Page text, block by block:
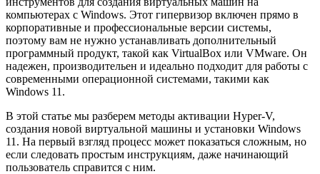
компьютерах с Windows. Этот гипервизор включен прямо в
корпоративные и профессиональные версии системы,
поэтому вам не нужно устанавливать дополнительный
программный продукт, такой как VirtualBox или VMware. Он
надежен, производительен и идеально подходит для работы с
современными операционной системами, такими как
Windows 11.
В этой статье мы разберем методы активации Hyper-V,
создания новой виртуальной машины и установки Windows
11. На первый взгляд процесс может показаться сложным, но
если следовать простым инструкциям, даже начинающий
пользователь справится с ним.